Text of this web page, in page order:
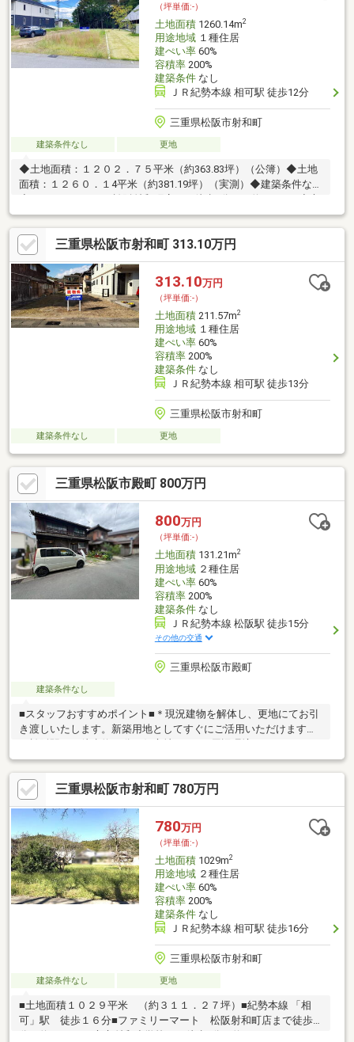
（坪単価:-）
土地面積1260.14m2
用途地域１種住居
建ぺい率60%
容積率200%
建築条件なし
ＪＲ紀勢本線 相可駅 徒歩12分
三重県松阪市射和町
建築条件なし 更地
◆土地面積：１２０２．７５平米（約363.83坪）（公簿）◆土地
面積：１２６０．１4平米（約381.19坪）（実測）◆建築条件なし
立射和小学校まで徒歩2分（約160ｍ）◆スーパーマーケットグッ
ディ多気店まで徒歩10分（約780m）◆北側道路は射和祇園祭り
のルートになっています。
三重県松阪市射和町 313.10万円
313.10万円
（坪単価:-）
土地面積211.57m2
用途地域１種住居
建ぺい率60%
容積率200%
建築条件なし
ＪＲ紀勢本線 相可駅 徒歩13分
三重県松阪市射和町
建築条件なし 更地
三重県松阪市殿町 800万円
800万円
（坪単価:-）
土地面積131.21m2
用途地域２種住居
建ぺい率60%
容積率200%
建築条件なし
ＪＲ紀勢本線 松阪駅 徒歩15分
その他の交通
三重県松阪市殿町
建築条件なし
■スタッフおすすめポイント■＊現況建物を解体し、更地にてお引
き渡しいたします。新築用地としてすぐにご活用いただけます！
＊松阪駅まで徒歩約15分の好立地です。■周辺環境■＊マックスバ
リュ川井町店まで車約4分（1.2km）＊ぎゅーとら ラブリー長月店
まで車約6分（1.2km）■学校■ 幸小学校・殿町中学校
三重県松阪市射和町 780万円
780万円
（坪単価:-）
土地面積1029m2
用途地域２種住居
建ぺい率60%
容積率200%
建築条件なし
ＪＲ紀勢本線 相可駅 徒歩16分
三重県松阪市射和町
建築条件なし 更地
■土地面積１０２９平米 （約３１１．２７坪）■紀勢本線 「相
可」駅 徒歩１６分■ファミリーマート 松阪射和町店まで徒歩5